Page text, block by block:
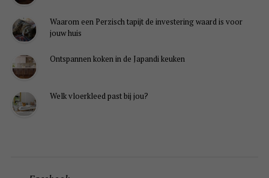
Waarom een Perzisch tapijt de investering waard is voor
jouw huis
Ontspannen koken in de Japandi keuken
Welk vloerkleed past bij jou?